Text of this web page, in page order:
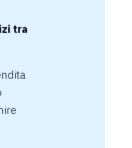
tra